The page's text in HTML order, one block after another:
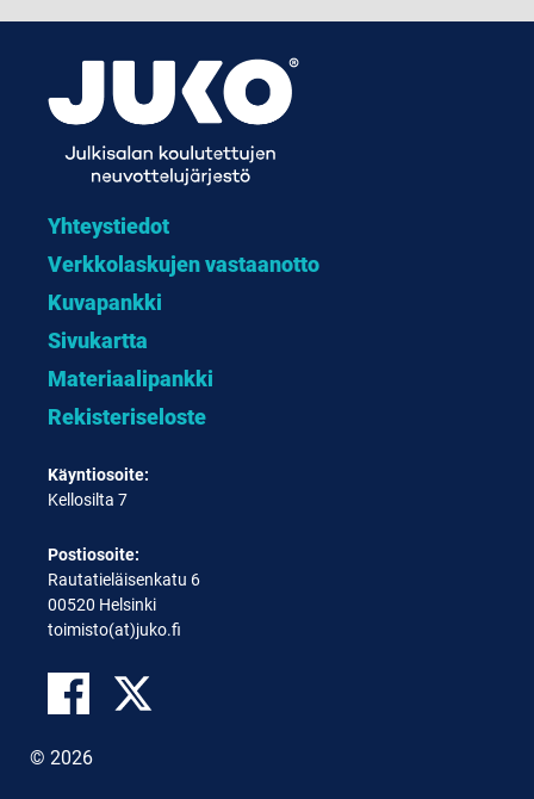
Yhteystiedot
Verkkolaskujen vastaanotto
Kuvapankki
Sivukartta
Materiaalipankki
Rekisteriseloste
Käyntiosoite:
Kellosilta 7
Postiosoite:
Rautatieläisenkatu 6
00520 Helsinki
toimisto(at)juko.fi
© 2026